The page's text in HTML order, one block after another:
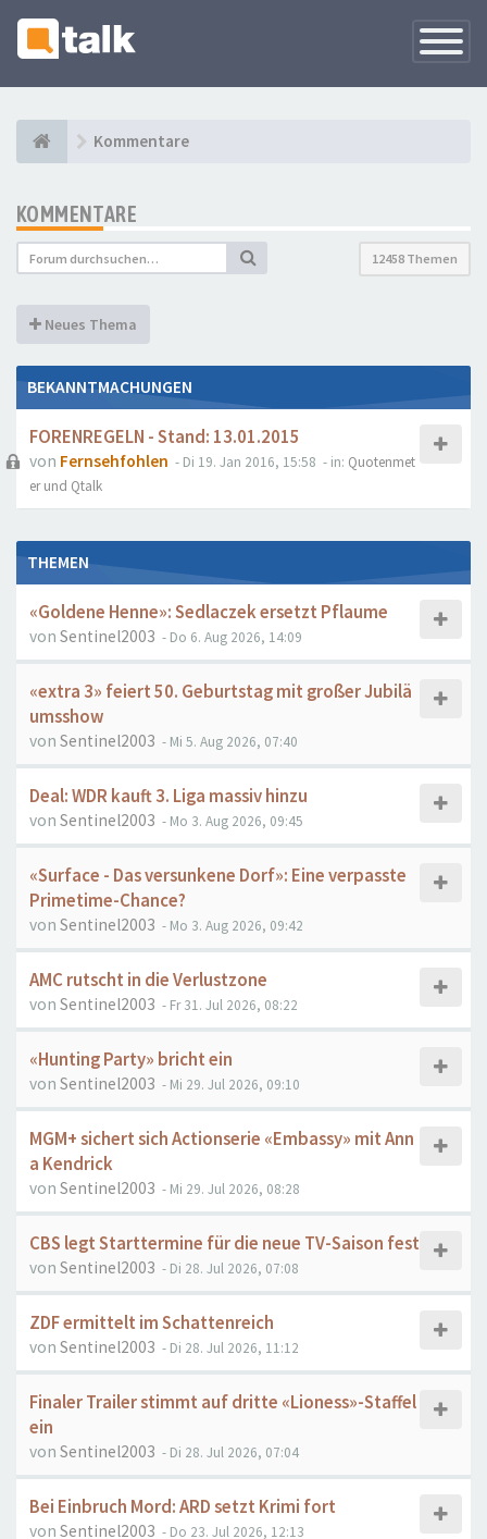
Kommentare
KOMMENTARE
12458 Themen
Neues Thema
BEKANNTMACHUNGEN
FORENREGELN - Stand: 13.01.2015
von Fernsehfohlen - Di 19. Jan 2016, 15:58 - in: Quotenmet
er und Qtalk
THEMEN
«Goldene Henne»: Sedlaczek ersetzt Pflaume
von Sentinel2003 - Do 6. Aug 2026, 14:09
«extra 3» feiert 50. Geburtstag mit großer Jubilä
umsshow
von Sentinel2003 - Mi 5. Aug 2026, 07:40
Deal: WDR kauft 3. Liga massiv hinzu
von Sentinel2003 - Mo 3. Aug 2026, 09:45
«Surface - Das versunkene Dorf»: Eine verpasste
Primetime-Chance?
von Sentinel2003 - Mo 3. Aug 2026, 09:42
AMC rutscht in die Verlustzone
von Sentinel2003 - Fr 31. Jul 2026, 08:22
«Hunting Party» bricht ein
von Sentinel2003 - Mi 29. Jul 2026, 09:10
MGM+ sichert sich Actionserie «Embassy» mit Ann
a Kendrick
von Sentinel2003 - Mi 29. Jul 2026, 08:28
CBS legt Starttermine für die neue TV-Saison fest
von Sentinel2003 - Di 28. Jul 2026, 07:08
ZDF ermittelt im Schattenreich
von Sentinel2003 - Di 28. Jul 2026, 11:12
Finaler Trailer stimmt auf dritte «Lioness»-Staffel
ein
von Sentinel2003 - Di 28. Jul 2026, 07:04
Bei Einbruch Mord: ARD setzt Krimi fort
von Sentinel2003 - Do 23. Jul 2026, 12:13